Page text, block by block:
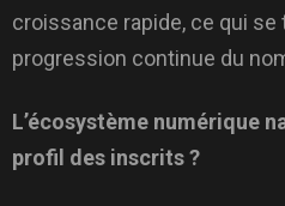
croissance rapide, ce qui se
progression continue du
L’écosystème numérique
profil des inscrits ?